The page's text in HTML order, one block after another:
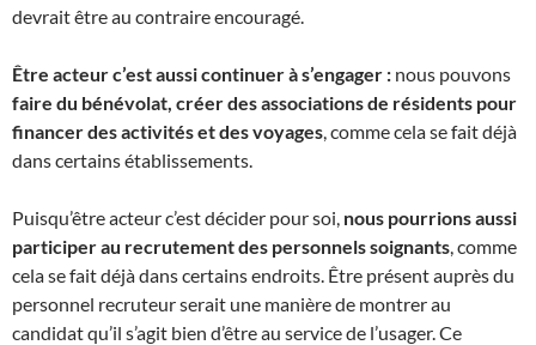
devrait être au contraire encouragé.
Être acteur c’est aussi continuer à s’engager : nous pouvons
faire du bénévolat, créer des associations de résidents pour
financer des activités et des voyages, comme cela se fait déjà
dans certains établissements.
Puisqu’être acteur c’est décider pour soi, nous pourrions aussi
participer au recrutement des personnels soignants, comme
cela se fait déjà dans certains endroits. Être présent auprès du
personnel recruteur serait une manière de montrer au
candidat qu’il s’agit bien d’être au service de l’usager. Ce